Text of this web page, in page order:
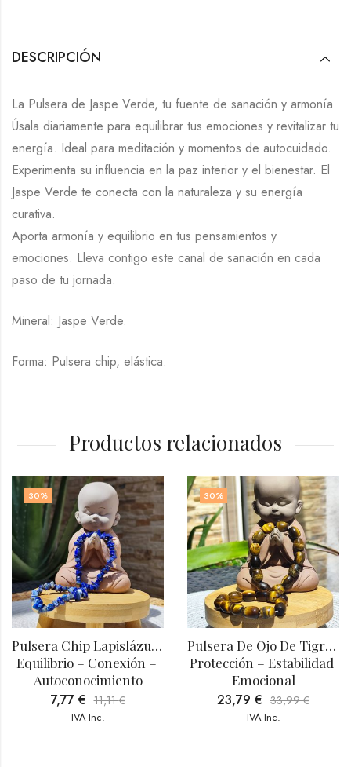
DESCRIPCIÓN
La Pulsera de Jaspe Verde, tu fuente de sanación y armonía.
Úsala diariamente para equilibrar tus emociones y revitalizar tu
energía. Ideal para meditación y momentos de autocuidado.
Experimenta su influencia en la paz interior y el bienestar. El
Jaspe Verde te conecta con la naturaleza y su energía
curativa.
Aporta armonía y equilibrio en tus pensamientos y
emociones. Lleva contigo este canal de sanación en cada
paso de tu jornada.
Mineral: Jaspe Verde.
Forma: Pulsera chip, elástica.
Productos relacionados
30%
Pulsera Chip Lapislázuli |
Equilibrio – Conexión –
Autoconocimiento
7,77 € 11,11€
IVA Inc.
30%
Pulsera De Ojo De Tigre |
Protección – Estabilidad
Emocional
23,79 € 33,99€
IVA Inc.